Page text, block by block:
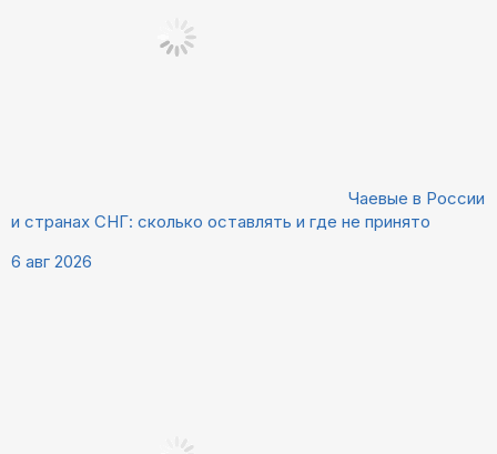
Чаевые в России
и странах СНГ: сколько оставлять и где не принято
6 авг 2026